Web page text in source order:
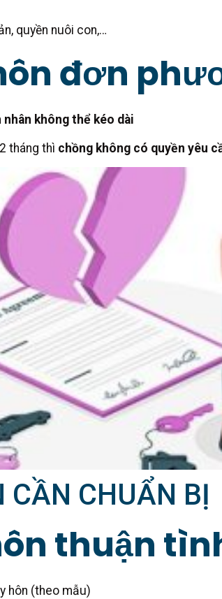
quyền nuôi con,…
đơn
không thể kéo dài
tháng thì chồng không có quyền yêu
CẦN CHUẨN BỊ
thuận
hôn (theo mẫu)